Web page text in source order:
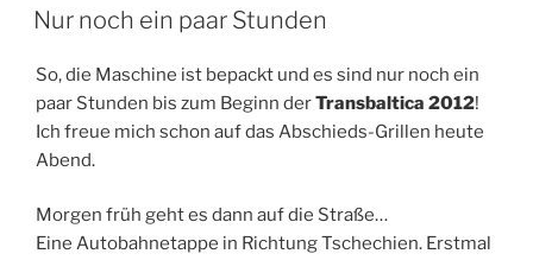
AM
Nur noch ein paar Stunden
So, die Maschine ist bepackt und es sind nur noch ein
paar Stunden bis zum Beginn derTransbaltica 2012!
Ich freue mich schon auf das Abschieds-Grillen heute
Abend.
Morgen früh geht es dann auf die Straße…
Eine Autobahnetappe in Richtung Tschechien. Erstmal